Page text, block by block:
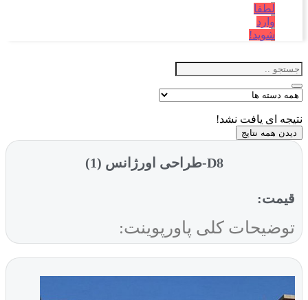
لطفا
وارد
شوید!
نتیجه ای یافت نشد!
دیدن همه نتایج
D8-طراحی اورژانس (1)
قیمت:
توضیحات کلی پاورپوینت: